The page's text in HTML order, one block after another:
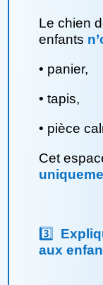
Le chien
enfants
• panier,
• tapis,
• pièce
Cet
3️⃣
aux